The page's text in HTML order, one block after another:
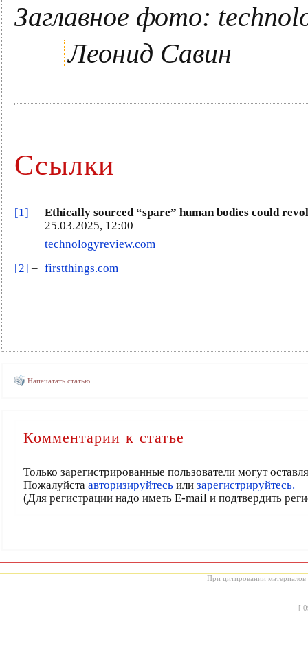
Заглавное фото:
Леонид Савин
Ссылки
[1] – Ethically sourced “spare” human bodies could
25.03.2025, 12:00
technologyreview.com
[2] – firstthings.com
Напечатать статью
Комментарии к статье
Только зарегистрированные пользователи могут
Пожалуйста авторизируйтесь или зарегистрируйтесь.
(Для регистрации надо иметь E-mail и подтвердить
При цитировании материалов
[